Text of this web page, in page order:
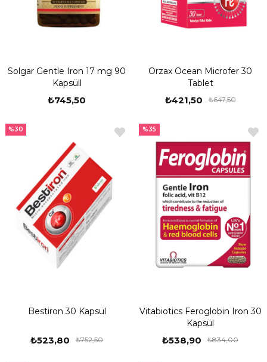
Solgar Gentle Iron 17 mg 90
Kapsüll
₺745,50
Orzax Ocean Microfer 30
Tablet
₺421,50 ₺647,50
Bestiron 30 Kapsül
₺523,80 ₺752,50
%30
Vitabiotics Feroglobin Iron 30
Kapsül
₺538,90 ₺834,00
%35